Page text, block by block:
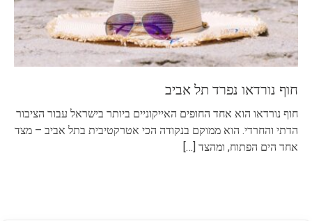
חוף נורדאו נפרד תל אביב
חוף נורדאו הוא אחד החופים האייקוניים ביותר בישראל עבור הציבור
הדתי והחרדי. הוא ממוקם בנקודה הכי אטרקטיבית בתל אביב – מצד
אחד הים הפתוח, ומהצד […]